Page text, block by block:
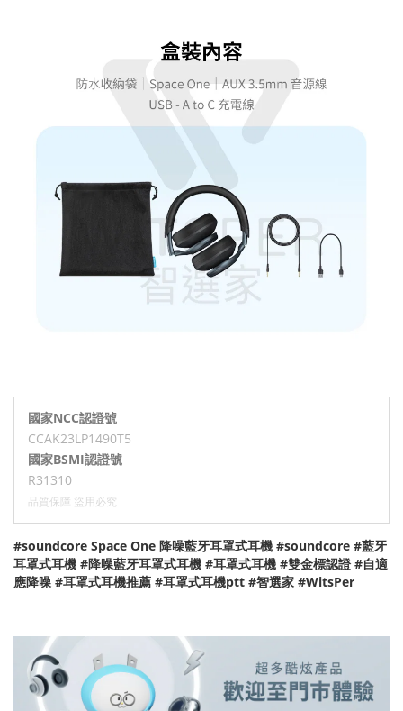
國家NCC認證號
CCAK23LP1490T5
國家BSMI認證號
R31310
品質保障 盜用必究
#soundcore Space One 降噪藍牙耳罩式耳機 #soundcore #藍牙
耳罩式耳機 #降噪藍牙耳罩式耳機 #耳罩式耳機 #雙金標認證 #自適
應降噪 #耳罩式耳機推薦 #耳罩式耳機ptt #智選家 #WitsPer